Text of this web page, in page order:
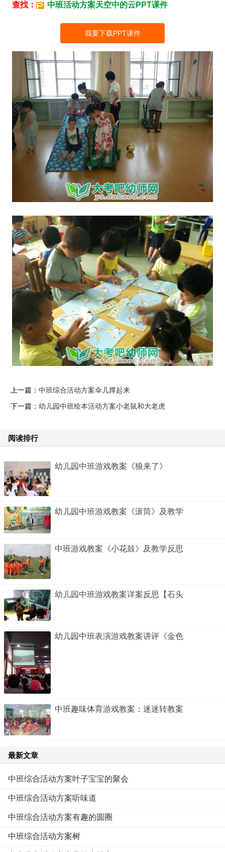
查找： 中班活动方案天空中的云PPT课件
我要下载PPT课件
上一篇： 中班综合活动方案伞儿撑起来
下一篇： 幼儿园中班绘本活动方案小老鼠和大老虎
阅读排行
幼儿园中班游戏教案《狼来了》
幼儿园中班游戏教案《滚筒》及教学
中班游戏教案《小花鼓》及教学反思
幼儿园中班游戏教案详案反思【石头
幼儿园中班表演游戏教案讲评《金色
中班趣味体育游戏教案：迷迷转教案
最新文章
中班综合活动方案叶子宝宝的聚会
中班综合活动方案听味道
中班综合活动方案有趣的圆圈
中班综合活动方案树